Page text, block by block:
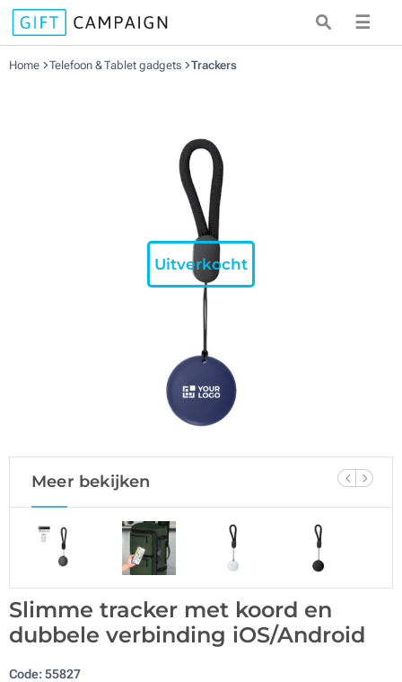
☰
Home Telefoon & Tablet gadgets Trackers
Uitverkocht
Meer bekijken
Slimme tracker met koord en
dubbele verbinding iOS/Android
Code:55827